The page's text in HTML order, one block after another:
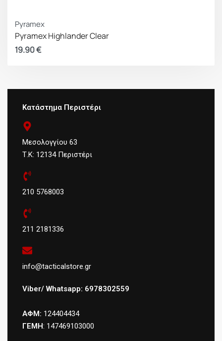
Pyramex
Pyramex Highlander Clear
19.90€
Κατάστημα Περιστέρι
Μεσολογγίου 63
Τ.Κ: 12134 Περιστέρι
210 5768003
211 2181336
info@tacticalstore.gr
Viber/ Whatsapp: 6978302559
ΑΦΜ: 124404434
ΓΕΜΗ: 147469103000